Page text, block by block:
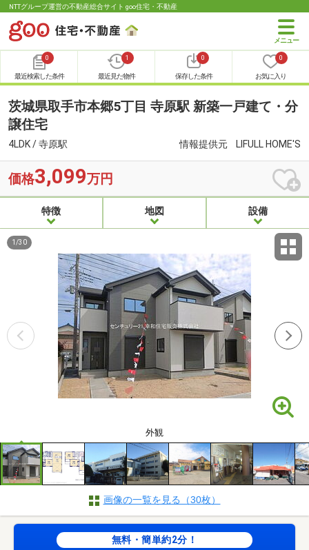
NTTグループ運営の不動産総合サイト goo住宅・不動産
0
最近検索した条件
1
最近見た物件
0
保存した条件
0
お気に入り
茨城県取手市本郷5丁目 寺原駅 新築一戸建て・分
譲住宅
4LDK / 寺原駅 情報提供元 LIFULL HOME'S
価格3,099万円
特徴 地図 設備
外観
1 /30
画像の一覧を見る（30枚）
無料・簡単約2分！